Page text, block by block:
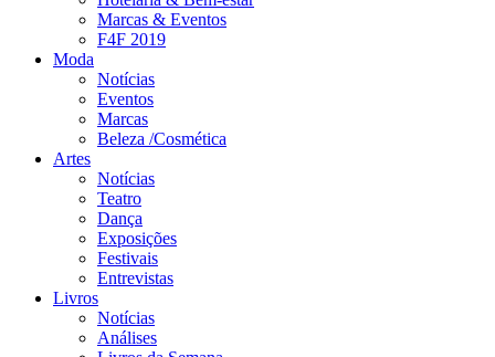
Marcas & Eventos
F4F 2019
Moda
Notícias
Eventos
Marcas
Beleza /Cosmética
Artes
Notícias
Teatro
Dança
Exposições
Festivais
Entrevistas
Livros
Notícias
Análises